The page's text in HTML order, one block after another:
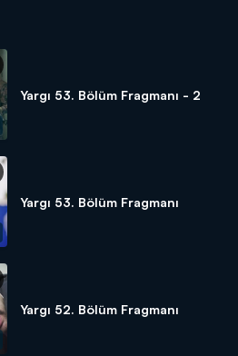
Yargı 53. Bölüm Fragmanı - 2
Yargı 53. Bölüm Fragmanı
Yargı 52. Bölüm Fragmanı